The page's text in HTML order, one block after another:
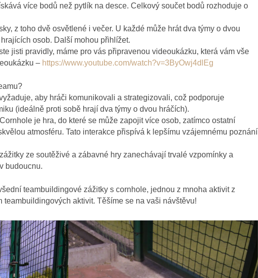
více bodů než pytlík na desce. Celkový součet bodů rozhoduje o
z toho dvě osvětlené i večer. U každé může hrát dva týmy o dvou
osob. Další mohou přihlížet.
jisti pravidly, máme pro vás připravenou videoukázku, která vám vše
– https://www.youtube.com/watch?v=3ByOwj4dlEg
aby hráči komunikovali a strategizovali, což podporuje
(ideálně proti sobě hrají dva týmy o dvou hráčích).
Cornhole je hra, do které se může zapojit více osob, zatímco ostatní
atmosféru. Tato interakce přispívá k lepšímu vzájemnému poznání
ze soutěživé a zábavné hry zanechávají trvalé vzpomínky a
budoucnu.
teambuildingové zážitky s cornhole, jednou z mnoha aktivit z
aktivit. Těšíme se na vaši návštěvu!